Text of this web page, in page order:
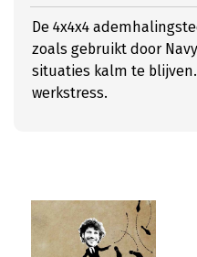
De 4x4x4
zoals gebruikt door
situaties kalm te
werkstress.